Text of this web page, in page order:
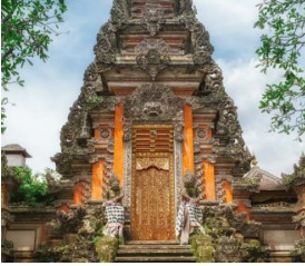
ウルワツ寺院とケチャダンス、ブンブ
バリのバリニーズ・リスタフルデ…
ウルワツ寺院とケチャダンス、ブンブバリ
のバリニーズ・リスタフルディナー付ツア
ーウルワツ寺院でケチャダンスを見た後は
本格的なバリ料理を楽しもうバリ島…
続きを読む